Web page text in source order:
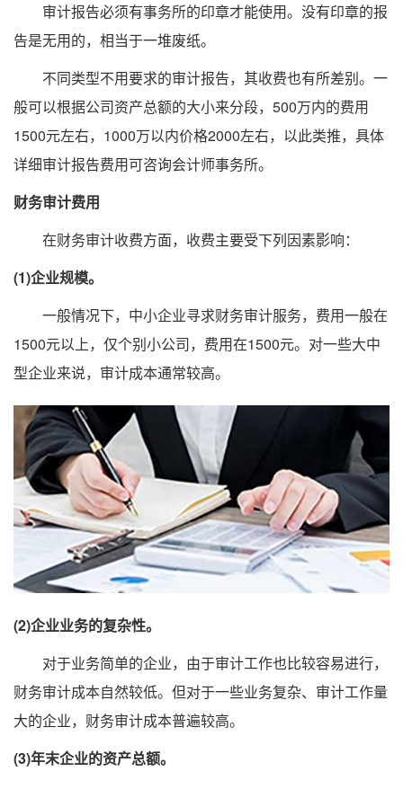
审计报告必须有事务所的印章才能使用。没有印章的报
告是无用的，相当于一堆废纸。
不同类型不用要求的审计报告，其收费也有所差别。一
般可以根据公司资产总额的大小来分段，500万内的费用
1500元左右，1000万以内价格2000左右，以此类推，具体
详细审计报告费用可咨询会计师事务所。
财务审计费用
在财务审计收费方面，收费主要受下列因素影响：
(1)企业规模。
一般情况下，中小企业寻求财务审计服务，费用一般在
1500元以上，仅个别小公司，费用在1500元。对一些大中
型企业来说，审计成本通常较高。
(2)企业业务的复杂性。
对于业务简单的企业，由于审计工作也比较容易进行，
财务审计成本自然较低。但对于一些业务复杂、审计工作量
大的企业，财务审计成本普遍较高。
(3)年末企业的资产总额。